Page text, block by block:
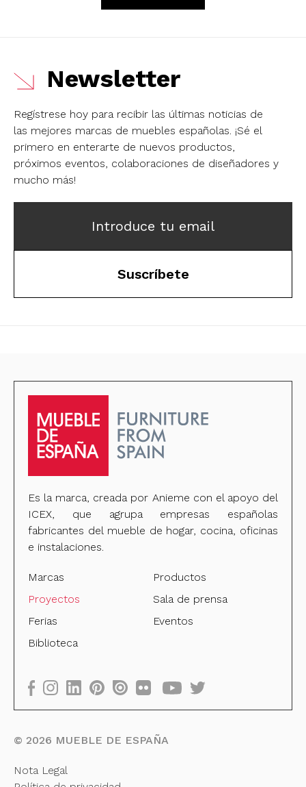
Newsletter
Regístrese hoy para recibir las últimas noticias de
las mejores marcas de muebles españolas. ¡Sé el
primero en enterarte de nuevos productos,
próximos eventos, colaboraciones de diseñadores y
mucho más!
Introduce tu email
Suscríbete
Es la marca, creada por Anieme con el apoyo del
ICEX, que agrupa empresas españolas
fabricantes del mueble de hogar, cocina, oficinas
e instalaciones.
Marcas
Productos
Proyectos
Sala de prensa
Ferias
Eventos
Biblioteca
© 2026 MUEBLE DE ESPAÑA
Nota Legal